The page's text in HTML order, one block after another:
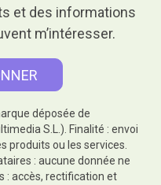
et des informations
m’intéresser.
déposée de
S.L.). Finalité : envoi
produits ou les services.
: aucune donnée ne
: accès, rectification et